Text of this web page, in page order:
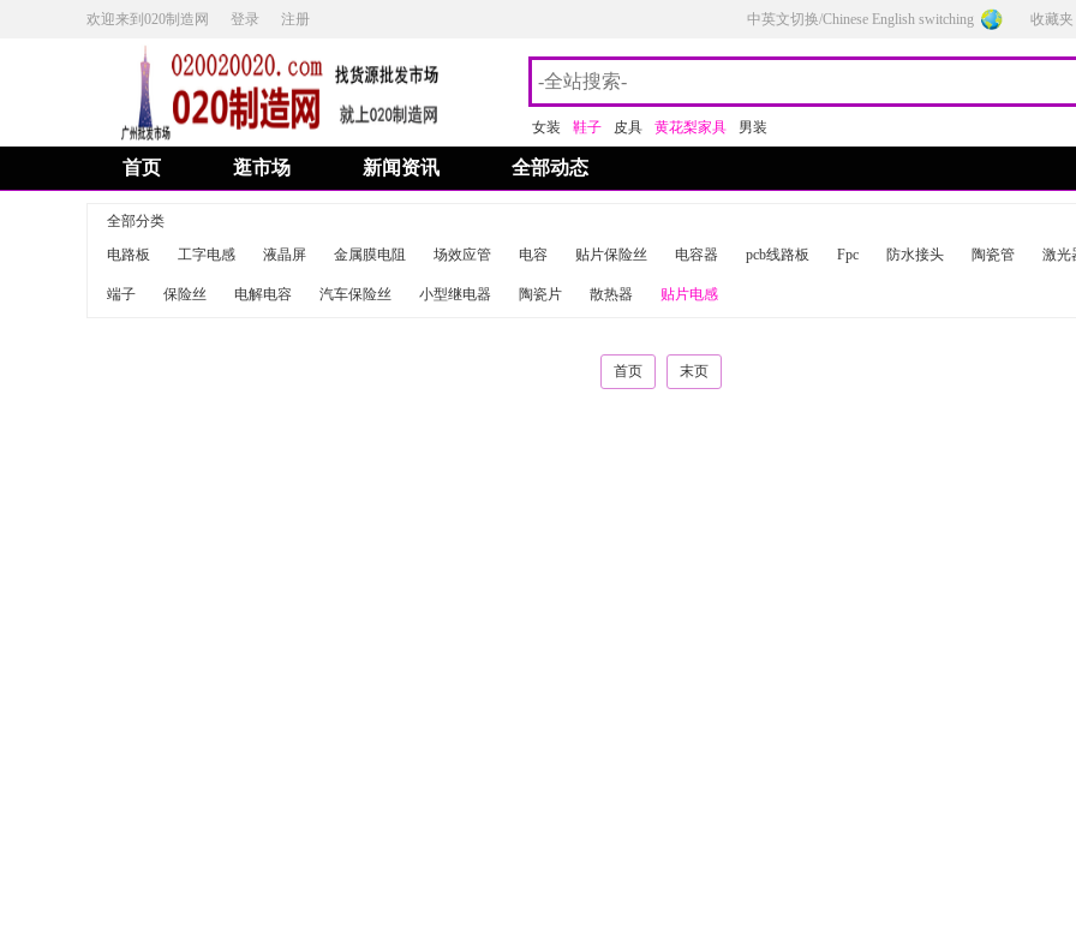
欢迎来到020制造网 登录 注册 中英文切换/Chinese English switching 收藏夹
女装 鞋子 皮具 黄花梨家具 男装
首页 逛市场 新闻资讯 全部动态
全部分类
电路板
工字电感 液晶屏 金属膜电阻 场效应管 电容 贴片保险丝 电容器 pcb线路板 Fpc 防水接头 陶瓷管 激光
端子 保险丝 电解电容 汽车保险丝 小型继电器 陶瓷片 散热器 贴片电感
首页 末页